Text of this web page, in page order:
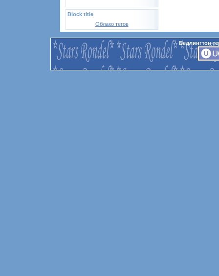
Block title
Облако тегов
Бедлингтон